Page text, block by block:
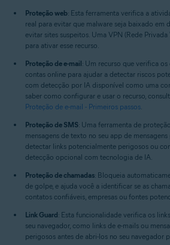
Proteção web: Esta ferramenta verifica a
real para evitar que malware seja baixado em
evitar sites suspeitos. Uma VPN (Rede
para ativar esse recurso.
Proteção de e-mail: Um recurso que verifica
contas online para ajudar a detectar riscos
com detecção por IA disponível como uma
saber como configurar e usar o recurso,
Proteção de e-mail - Primeiros passos
Proteção de SMS: Uma ferramenta de
mensagens de texto no seu app de
detectar links potencialmente perigosos ou
detecção opcional com tecnologia de IA.
Proteção de chamadas: Bloqueia
de golpe, e ajuda você a identificar se as
contatos confiáveis, empresas ou fontes
Link Guard: Esta funcionalidade verifica os
seu navegador, como links de e-mails ou
perigosos antes de abri-los no seu navegador